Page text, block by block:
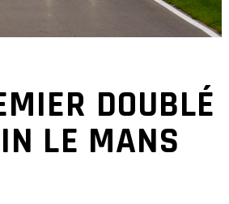
DOUBLÉ
LE MANS